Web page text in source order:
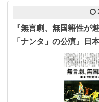
『無言劇、無国籍性
「ナンタ」の公演』日